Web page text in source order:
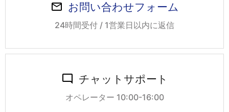
お問い合わせフォーム
24時間受付 / 1営業日以内に返信
チャットサポート
オペレーター 10:00-16:00